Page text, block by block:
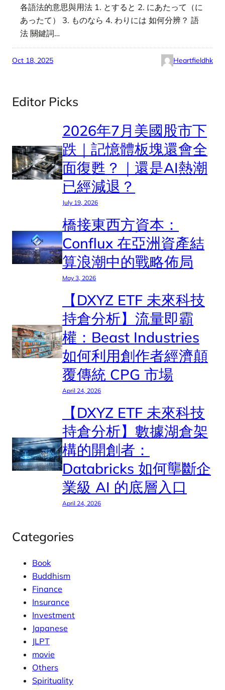
各語法的意思與用法 1. とすると 2. にあたって（に
あったて） 3. ものなら 4. わりには 如何分辨？ 語
法 關鍵詞…
Oct 18, 2025 Heartfieldhk
Editor Picks
2026年7月美國股市下
跌｜記憶體板塊還會全
面復甦？｜還是AI熱潮
已經減退？
July 19, 2026
橋接東西方資本：
Conflux 在亞洲資產結
算浪潮中的戰略佈局
May 3, 2026
【DXYZ ETF 未來科技
持倉分析】流量即霸
權：Beast Industries
如何利用創作者經濟顛
覆傳統 CPG 市場
April 24, 2026
【DXYZ ETF 未來科技
持倉分析】數據湖倉架
構的開創者：
Databricks 如何壟斷企
業級 AI 的底層入口
April 24, 2026
Categories
Book
Buddhism
Finance
Insurance
Investment
Japanese
JLPT
movie
Others
Spirituality